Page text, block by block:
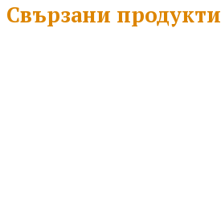
Свързани продукти